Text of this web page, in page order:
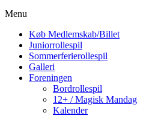
Menu
Køb Medlemskab/Billet
Juniorrollespil
Sommerferierollespil
Galleri
Foreningen
Bordrollespil
12+ / Magisk Mandag
Kalender